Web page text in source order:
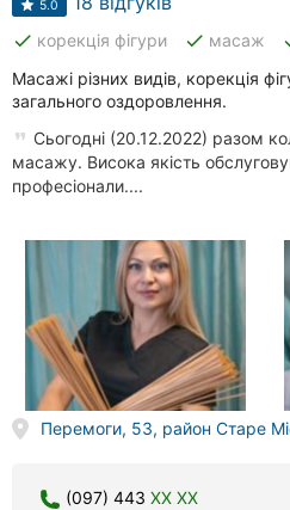
5.0
done корекція фігури done масаж
Масажі різних видів, корекція
загального оздоровлення.
Сьогодні (20.12.2022) разом
масажу. Висока якість
професіонали....
Перемоги, 53, район Старе
(097) 443 XX XX